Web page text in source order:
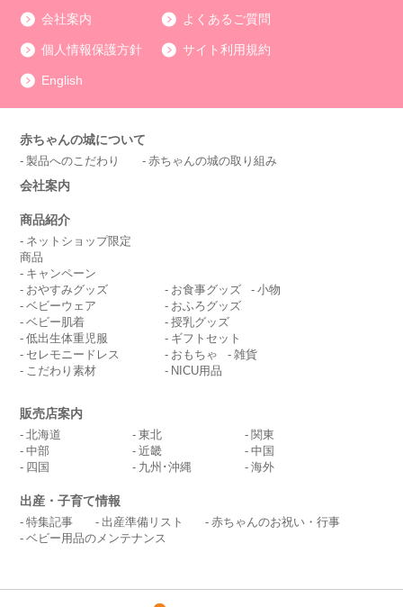
会社案内 よくあるご質問
個人情報保護方針 サイト利用規約
English
赤ちゃんの城について
製品へのこだわり 赤ちゃんの城の取り組み
会社案内
商品紹介
ネットショップ限定
商品
キャンペーン
おやすみグッズ
ベビーウェア
ベビー肌着
低出生体重児服
セレモニードレス
こだわり素材
お食事グッズ
小物
おふろグッズ
授乳グッズ
ギフトセット
おもちゃ
雑貨
NICU用品
販売店案内
北海道 東北
関東
中部
近畿
中国
四国
九州･沖縄 海外
出産・子育て情報
特集記事 出産準備リスト
赤ちゃんのお祝い・行事
ベビー用品のメンテナンス